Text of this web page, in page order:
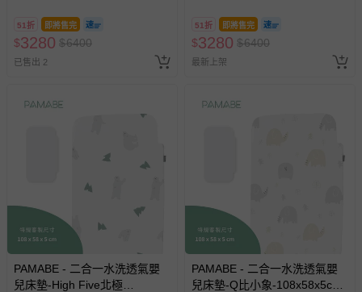
Forever)
51折 即將售完
$3280 $6400
已售出 2
Next2Me Forever)
51折 即將售完
$3280 $6400
最新上架
PAMABE - 二合一水洗透氣嬰
兒床墊-High Five北極
PAMABE - 二合一水洗透氣嬰
兒床墊-Q比小象-108x58x5cm